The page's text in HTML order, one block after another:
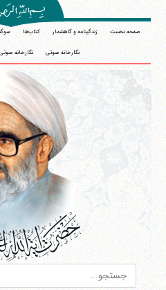
صفحه نخست زندگینامه و گاهشمار کتاب‌ها
نگارخانه صوتی نگارخانه